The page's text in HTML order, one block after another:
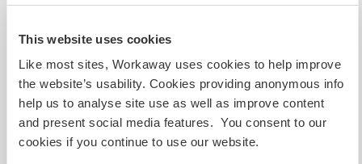
This website uses cookies
Like most sites, Workaway uses cookies to help improve
the website’s usability. Cookies providing anonymous info
help us to analyse site use as well as improve content
and present social media features. You consent to our
cookies if you continue to use our website.
mobil home
Autres infos...
visiting town, geting know people, cinema,
beach and ocean, visiting intresting places